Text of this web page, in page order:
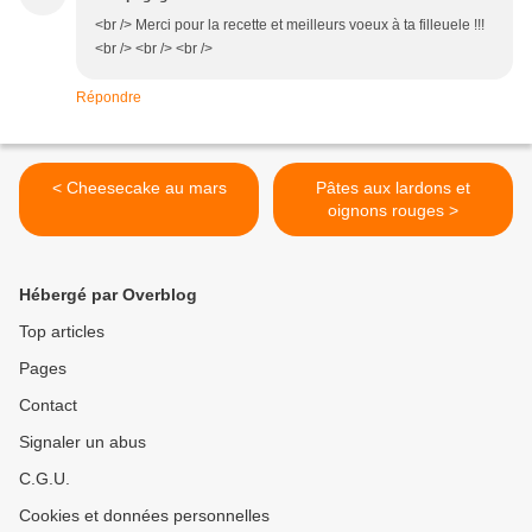
<br /> Merci pour la recette et meilleurs voeux à ta filleuele !!!
<br /> <br /> <br />
Répondre
< Cheesecake au mars
Pâtes aux lardons et
oignons rouges >
Hébergé par Overblog
Top articles
Pages
Contact
Signaler un abus
C.G.U.
Cookies et données personnelles